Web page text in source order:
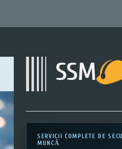
SSM
SERVICII COMPLETE DE
MUNCĂ